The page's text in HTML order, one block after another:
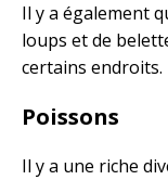
Il y a également
loups et de
certains endroits.
Poissons
Il y a une riche